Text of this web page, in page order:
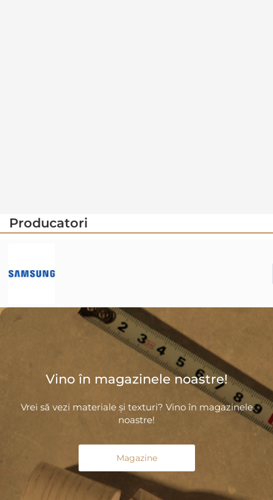
Producatori
Vino în magazinele noastre!
Vrei să vezi materiale și texturi? Vino în magazinele
noastre!
Magazine